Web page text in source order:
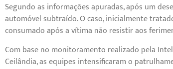
Segundo as informações apuradas, após um
automóvel subtraído. O caso, inicialmente
consumado após a vítima não resistir aos
Com base no monitoramento realizado pela
Ceilândia, as equipes intensificaram o